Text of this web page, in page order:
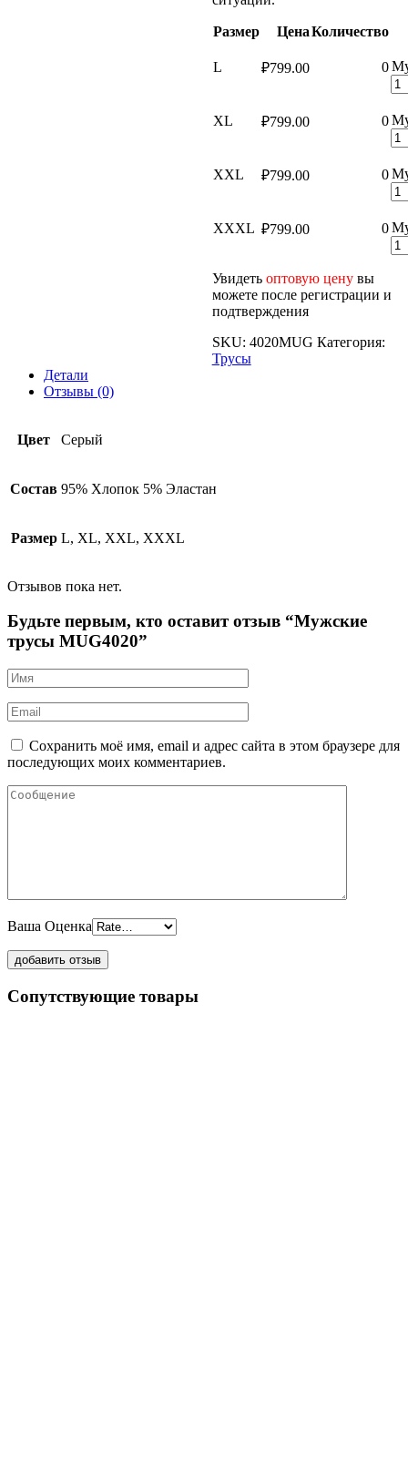
Размер ЦенаКоличество
L ₽799.00 0
XL ₽799.00 0
XXL ₽799.00 0
XXXL ₽799.00 0
Увидеть оптовую ценувы
можете после регистрации и
подтверждения
SKU: 4020MUG Категория:
Трусы
Детали
Отзывы (0)
Цвет Серый
Состав 95% Хлопок 5% Эластан
Размер L, XL, XXL, XXXL
Отзывов пока нет.
Будьте первым, кто оставит отзыв “Мужские
трусы MUG4020”
Сохранить моё имя, email и адрес сайта в этом браузере для
последующих моих комментариев.
Ваша Оценка
Сопутствующие товары